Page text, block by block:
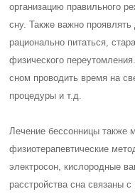
организацию правильного
сну. Также важно проявлять
рационально питаться,
физического
сном проводить время на
процедуры и т.д.
Лечение бессонницы также
физиотерапевтические
электросон, кислородные
расстройства сна связаны